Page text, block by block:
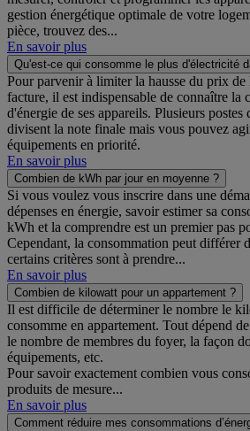
gestion énergétique optimale de votre
pièce, trouvez des...
En savoir plus
Qu'est-ce qui consomme le plus d'électricité
Pour parvenir à limiter la hausse du prix de
facture, il est indispensable de connaître la
d'énergie de ses appareils. Plusieurs postes
divisent la note finale mais vous pouvez
équipements en priorité.
En savoir plus
Combien de kWh par jour en moyenne ?
Si vous voulez vous inscrire dans une
dépenses en énergie, savoir estimer sa
kWh et la comprendre est un premier pas
Cependant, la consommation peut différer
certains critères sont à prendre...
En savoir plus
Combien de kilowatt pour un appartement ?
Il est difficile de déterminer le nombre le
consomme en appartement. Tout dépend
le nombre de membres du foyer, la façon
équipements, etc.
Pour savoir exactement combien vous
produits de mesure...
En savoir plus
Comment réduire mes consommations